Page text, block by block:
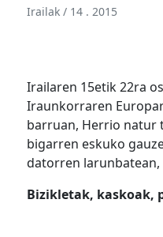
Irailak / 14 . 2015
Irailaren 15etik 22ra
Iraunkorraren
barruan, Herrio natur
bigarren eskuko
datorren larunbatean,
Bizikletak, kaskoak,